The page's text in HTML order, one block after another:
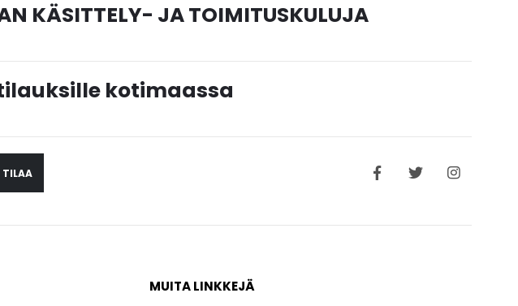
JA TOIMITUSKULUJA
tilauksille kotimaassa
TILAA
MUITA LINKKEJÄ